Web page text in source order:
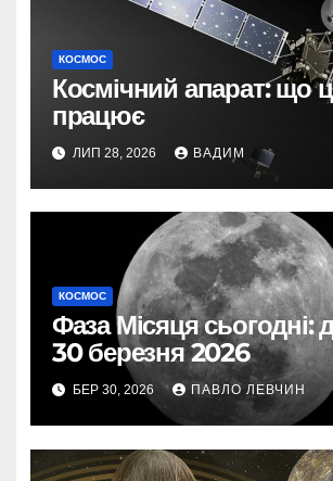
КОСМОС
Космічний апарат: що
працює
ЛИП 28, 2026 ВАДИМ
КОСМОС
Фаза Місяця сьогодні:
30 березня 2026
БЕР 30, 2026 ПАВЛО ЛЕВЧИН